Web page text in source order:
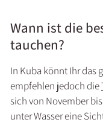
Wann ist die
tauchen?
In Kuba könnt Ihr das
empfehlen jedoch die
sich von November
unter Wasser eine